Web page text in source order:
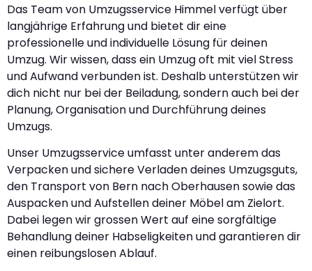
Das Team von Umzugsservice Himmel verfügt über
langjährige Erfahrung und bietet dir eine
professionelle und individuelle Lösung für deinen
Umzug. Wir wissen, dass ein Umzug oft mit viel Stress
und Aufwand verbunden ist. Deshalb unterstützen wir
dich nicht nur bei der Beiladung, sondern auch bei der
Planung, Organisation und Durchführung deines
Umzugs.
Unser Umzugsservice umfasst unter anderem das
Verpacken und sichere Verladen deines Umzugsguts,
den Transport von Bern nach Oberhausen sowie das
Auspacken und Aufstellen deiner Möbel am Zielort.
Dabei legen wir grossen Wert auf eine sorgfältige
Behandlung deiner Habseligkeiten und garantieren dir
einen reibungslosen Ablauf.